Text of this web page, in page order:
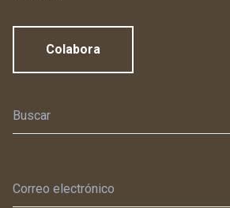
Colabora